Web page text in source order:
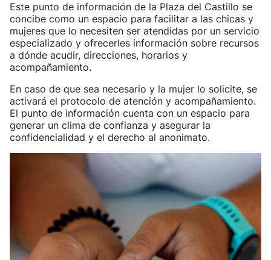
Este punto de información de la Plaza del Castillo se
concibe como un espacio para facilitar a las chicas y
mujeres que lo necesiten ser atendidas por un servicio
especializado y ofrecerles información sobre recursos
a dónde acudir, direcciones, horarios y
acompañamiento.
En caso de que sea necesario y la mujer lo solicite, se
activará el protocolo de atención y acompañamiento.
El punto de información cuenta con un espacio para
generar un clima de confianza y asegurar la
confidencialidad y el derecho al anonimato.